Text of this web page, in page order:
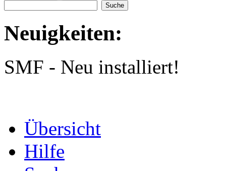
Neuigkeiten:
SMF - Neu installiert!
Übersicht
Hilfe